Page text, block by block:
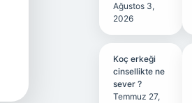
Ağustos 3,
2026
Koç erkeği
cinsellikte ne
sever ?
Temmuz 27,